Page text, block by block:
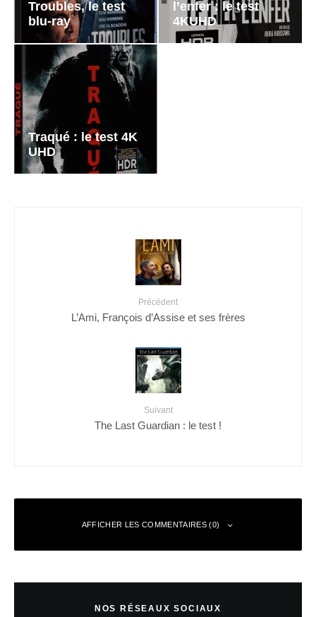
Troubles, le test
blu-ray
l’enfer : le test
4KUHD
Traqué : le test 4K
UHD
Précédent
L’Ami, François d’Assise et ses frères
Suivant
The Last Guardian : le test !
AFFICHER LES COMMENTAIRES (0)
NOS RÉSEAUX SOCIAUX